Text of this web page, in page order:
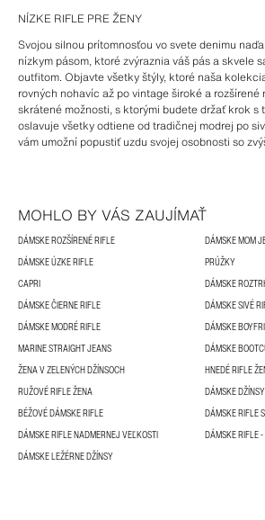
NÍZKE RIFLE PRE ŽENY
Svojou silnou prítomnosťou vo svete denimu
nízkym pásom, ktoré zvýraznia váš pás a skvele
outfitom. Objavte všetky štýly, ktoré naša
rovných nohavíc až po vintage široké a rozšírené
skrátené možnosti, s ktorými budete držať krok s
oslavuje všetky odtiene od tradičnej modrej po
vám umožní popustiť uzdu svojej osobnosti so
MOHLO BY VÁS ZAUJÍMAŤ
DÁMSKE ROZŠÍRENÉ RIFLE
DÁMSKE MOM
DÁMSKE ÚZKE RIFLE
PRÚŽKY
CAPRI
DÁMSKE
DÁMSKE ČIERNE RIFLE
DÁMSKE SIVÉ
DÁMSKE MODRÉ RIFLE
DÁMSKE
MARINE STRAIGHT JEANS
DÁMSKE
ŽENA V ZELENÝCH DŽÍNSOCH
HNEDÉ RIFLE
RUŽOVÉ RIFLE ŽENA
DÁMSKE
BÉŽOVÉ DÁMSKE RIFLE
DÁMSKE RIFLE
DÁMSKE RIFLE NADMERNEJ VEĽKOSTI
DÁMSKE RIFLE
DÁMSKE LEŽÉRNE DŽÍNSY